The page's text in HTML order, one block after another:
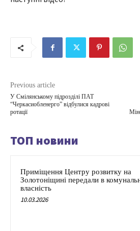
Previous article
У Смілянському підрозділі ПАТ
“Черкасиобленерго” відбулися кадрові
ротації
ТОП новини
Приміщення Центру розвитку на
Золотоніщині передали в
власність
10.03.2026